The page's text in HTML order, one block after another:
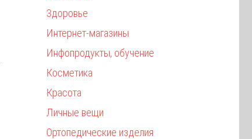
Здоровье
Интернет-магазины
Инфопродукты, обучение
Косметика
Красота
Личные вещи
Ортопедические изделия